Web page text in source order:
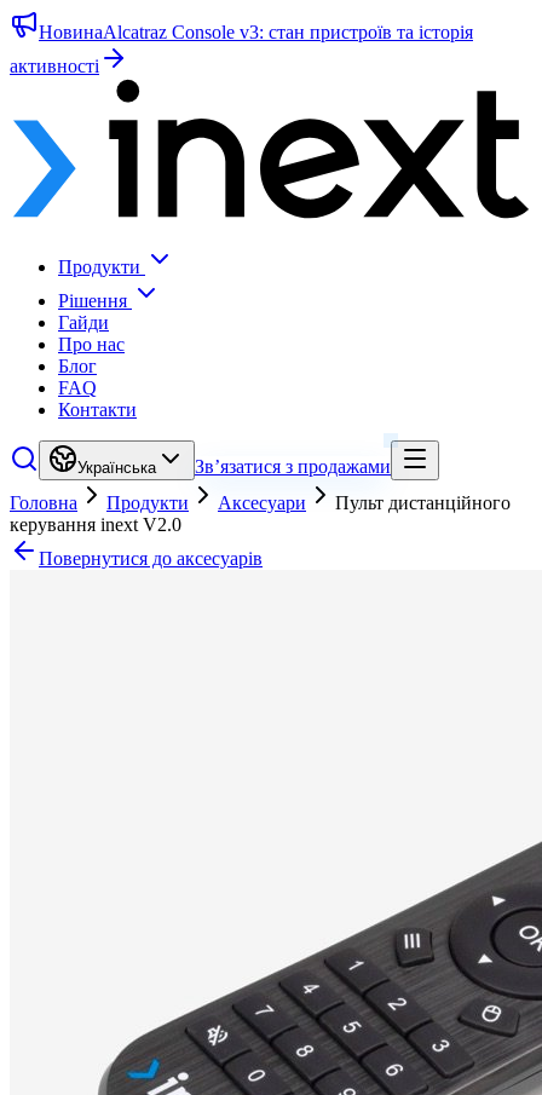
НовинаAlcatraz Console v3: стан пристроїв та історія
активності
Продукти
Рішення
Гайди
Про нас
Блог
FAQ
Контакти
Українська
Зв’язатися з продажами
Головна
Продукти Аксесуари
Пульт дистанційного
керування inext V2.0
Повернутися до аксесуарів